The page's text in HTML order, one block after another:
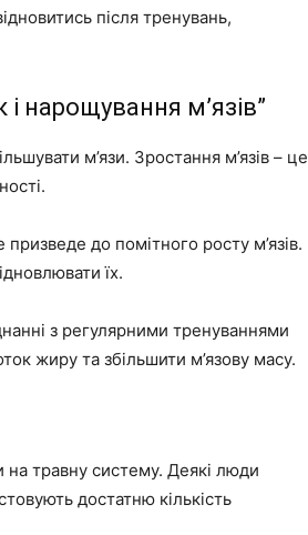
після тренувань,
і нарощування м’язів”
м’язи. Зростання м’язів – це
до помітного росту м’язів.
їх.
з регулярними тренуваннями
жиру та збільшити м’язову масу.
травну систему. Деякі люди
достатню кількість